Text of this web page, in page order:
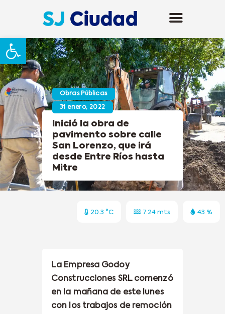
Abrir barra de herramientas
Obras Públicas
31 enero, 2022
Inició la obra de
pavimento sobre calle
San Lorenzo, que irá
desde Entre Ríos hasta
Mitre
20.3 °C 7.24 mts 43 %
La Empresa Godoy
Construcciones SRL comenzó
en la mañana de este lunes
con los trabajos de remoción